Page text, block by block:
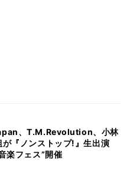
、T.M.Revolution、小林
が『ノンストップ!』生出演
楽フェス”開催